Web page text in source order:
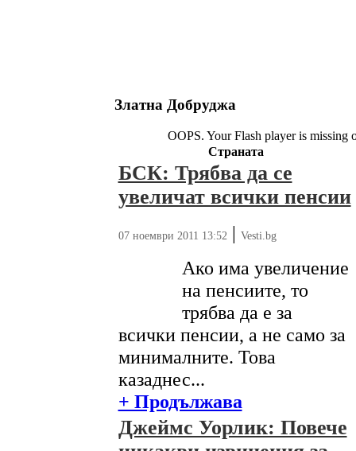
Златна Добруджа
OOPS. Your Flash player is missing
Страната
БСК: Трябва да се
увеличат всички пенсии
07 ноември 2011 13:52 | Vesti.bg
Ако има увеличение
на пенсиите, то
трябва да е за
всички пенсии, а не само за
минималните. Това
казаднес...
+ Продължава
Джеймс Уорлик: Повече